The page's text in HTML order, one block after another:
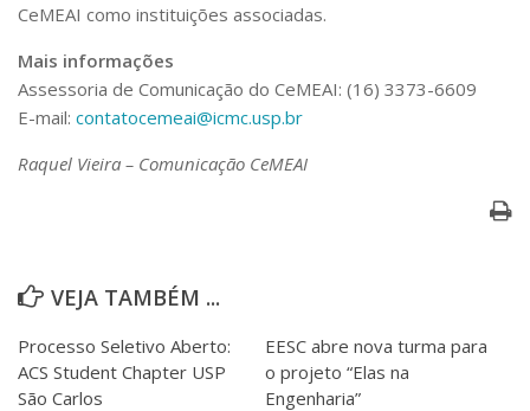
CeMEAI como instituições associadas.
Mais informações
Assessoria de Comunicação do CeMEAI: (16) 3373-6609
E-mail: contatocemeai@icmc.usp.br
Raquel Vieira – Comunicação CeMEAI
VEJA TAMBÉM ...
Processo Seletivo Aberto:
ACS Student Chapter USP
São Carlos
EESC abre nova turma para
o projeto “Elas na
Engenharia”